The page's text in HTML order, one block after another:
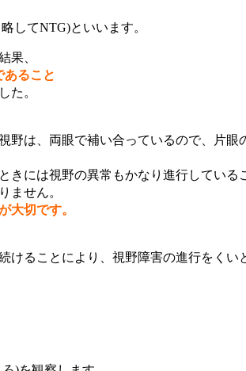
してNTG)といいます。
果、
あること
た。
野は、両眼で補い合っているので、片眼
きには視野の異常もかなり進行している
ません。
大切です。
けることにより、視野障害の進行をくい